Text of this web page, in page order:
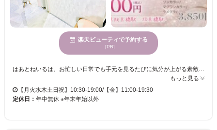
楽天ビューティで予約する
[PR]
はあとねいるは、お忙しい日常でも手元を見るたびに気分が上がる素敵なネイルを提供しています。豊富なデザインやカラー変更が自由に選べるので、お気に入りのスタイルがきっと見つかります。新規のお客様や1ヶ月以内のリピートでオフ代がずっと無料なため、安心して通い続けることができます。 当サロンは、特別な日だけでなく日常も楽しめるネイルを提供し、日々の生活に小さな幸せを運びます。料金が明確な定額制なので、毎月のネイルも安心です。多様なデザインサンプルからシンプルからトレンドまで選べて、季節やイベントに合わせたネイルにぴったりです。駅近の好立地にあるため、お仕事やショッピングの合間にも立ち寄りやすく、高技術かつスピーディーな施術で忙しい方にも最適です。上質なネイル体験をぜひ感じてください。
もっと見る
【月火水木土日祝】10:30-19:00/【金】11:00-19:30
定休日： 年中無休 ※年末年始以外